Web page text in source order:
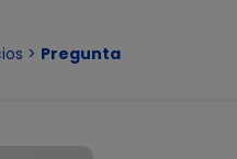
> Pregunta